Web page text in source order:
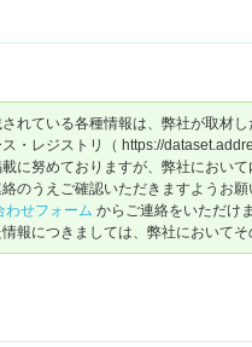
れている各種情報は、弊社が取材
・レジストリ（ https://
に努めておりますが、弊社におい
のうえご確認いただきますようお
わせフォーム からご連絡をいただけ
報につきましては、弊社において